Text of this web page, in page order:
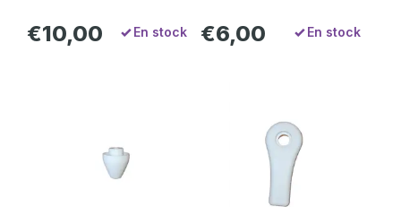
€10,00 En stock €6,00 En stock